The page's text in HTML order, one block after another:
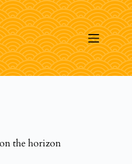
the horizon